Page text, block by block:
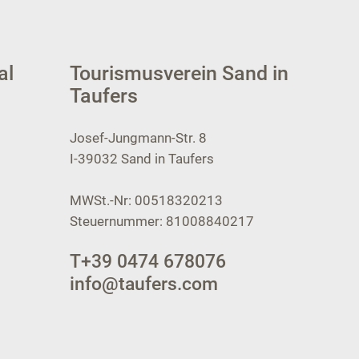
Tourismusverein Sand in
Taufers
Josef-Jungmann-Str. 8
I-39032 Sand in Taufers
MWSt.-Nr: 00518320213
Steuernummer: 81008840217
T+39 0474 678076
info@taufers.com